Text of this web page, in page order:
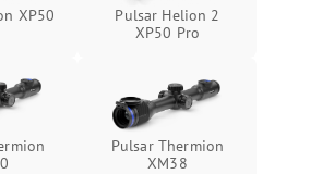
1500 ₽ Подробнее →
XP50
Pulsar Helion 2
XP50 Pro
Pulsar Thermion
XM38